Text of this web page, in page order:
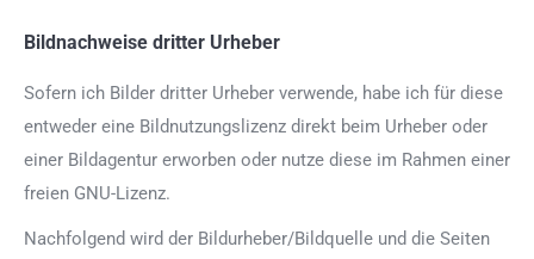
Bildnachweise dritter Urheber
Sofern ich Bilder dritter Urheber verwende, habe ich für diese
entweder eine Bildnutzungslizenz direkt beim Urheber oder
einer Bildagentur erworben oder nutze diese im Rahmen einer
freien GNU-Lizenz.
Nachfolgend wird der Bildurheber/Bildquelle und die Seiten